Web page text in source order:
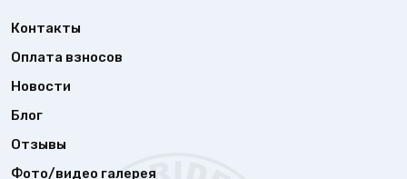
Контакты
Оплата взносов
Новости
Блог
Отзывы
Фото/видео галерея